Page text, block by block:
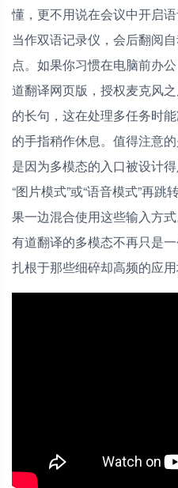
懂，更不用说在会议中开启
当作双语记录仪，会后翻阅
点。如果你习惯在电脑前办
道翻译网页版，授权麦克风
的长句，这在处理多任务时
的手指稍作休息。值得注意
是因为多模态的入口被设计
“图片模式”或“语音模式”再
果一边混合使用这些输入方
有道翻译的多模态不再只是
扎根于那些细碎却高频的应用